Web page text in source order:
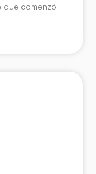
que comenzó